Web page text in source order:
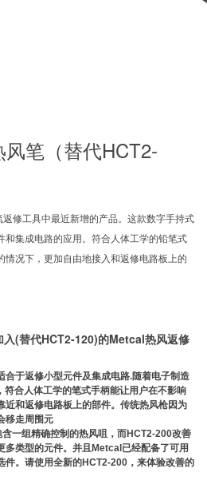
笔（替代HCT2-
修工具中最近新增的产品。这款数字手持式
和集成电路的应用。符合人体工学的铅笔式
情况下，更加自由地接入和返修电路板上的
(替代HCT2-120)的Metcal热风返修
合于返修小型元件及集成电路.随着电子制造
合人体工学的笔式手柄能让用户在不影响
近和返修电路板上的部件。传统热风枪因为
移走周围元
一组精确控制的热风咀，而HCT2-200改善
多类型的元件。并且Metcal已经配备了可用
件。请使用全新的HCT2-200，来体验改善的